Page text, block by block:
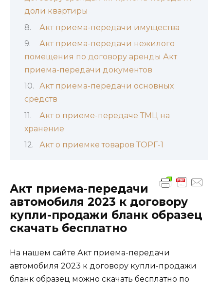
доли квартиры
Акт приема-передачи имущества
Акт приема-передачи нежилого
помещения по договору аренды Акт
приема-передачи документов
Акт приема-передачи основных
средств
Акт о приеме-передаче ТМЦ на
хранение
Акт о приемке товаров ТОРГ-1
Акт приема-передачи
автомобиля 2023 к договору
купли-продажи бланк образец
скачать бесплатно
На нашем сайте Акт приема-передачи
автомобиля 2023 к договору купли-продажи
бланк образец можно скачать бесплатно по